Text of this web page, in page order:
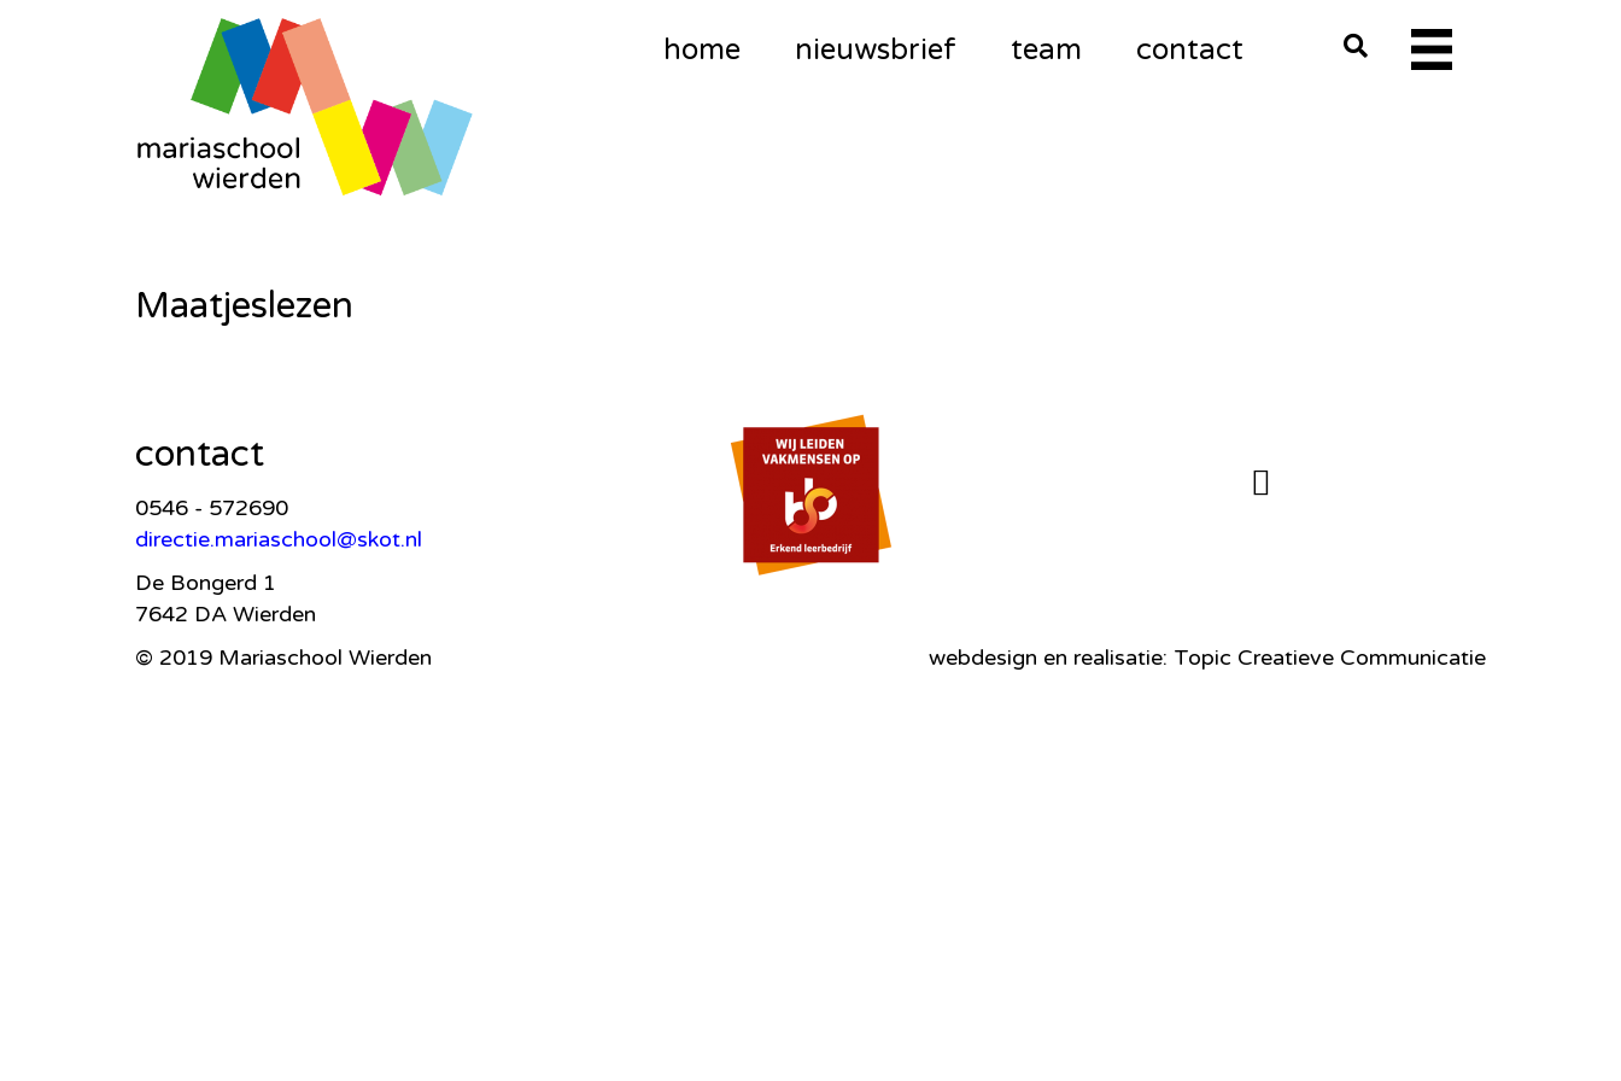
home nieuwsbrief team contact
Maatjeslezen
contact
0546 - 572690
directie.mariaschool@skot.nl
De Bongerd 1
7642 DA Wierden
© 2019 Mariaschool Wierden
webdesign en realisatie: Topic Creatieve Communicatie